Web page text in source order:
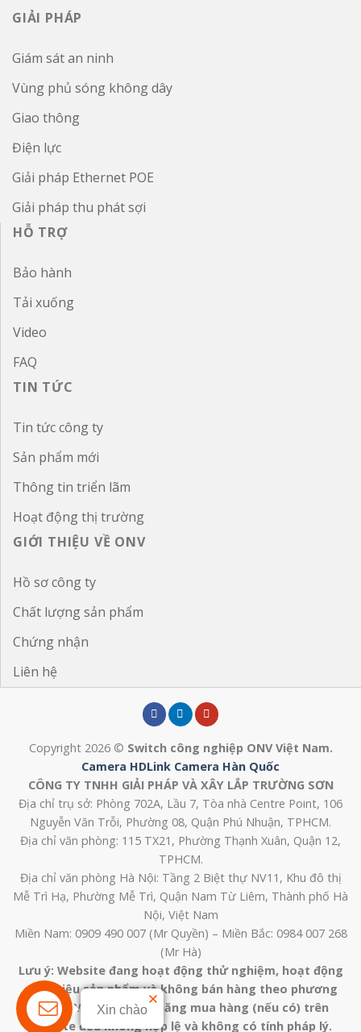
GIẢI PHÁP
Giám sát an ninh
Vùng phủ sóng không dây
Giao thông
Điện lực
Giải pháp Ethernet POE
Giải pháp thu phát sợi
HỖ TRỢ
Bảo hành
Tải xuống
Video
FAQ
TIN TỨC
Tin tức công ty
Sản phẩm mới
Thông tin triển lãm
Hoạt động thị trường
GIỚI THIỆU VỀ ONV
Hồ sơ công ty
Chất lượng sản phẩm
Chứng nhận
Liên hệ
Copyright 2026 © Switch công nghiệp ONV Việt Nam.
Camera HDLink Camera Hàn Quốc
CÔNG TY TNHH GIẢI PHÁP VÀ XÂY LẮP TRƯỜNG SƠN
Địa chỉ trụ sở: Phòng 702A, Lầu 7, Tòa nhà Centre Point, 106
Nguyễn Văn Trỗi, Phường 08, Quận Phú Nhuận, TPHCM.
Địa chỉ văn phòng: 115 TX21, Phường Thạnh Xuân, Quận 12,
TPHCM.
Địa chỉ văn phòng Hà Nội: Tầng 2 Biệt thự NV11, Khu đô thị
Mễ Trì Hạ, Phường Mễ Trì, Quận Nam Từ Liêm, Thành phố Hà
Nội, Việt Nam
Miền Nam: 0909 490 007 (Mr Quyền) – Miền Bắc: 0984 007 268
(Mr Hà)
Lưu ý: Website đang hoạt động thử nghiệm, hoạt động
giới thiệu sản phẩm và không bán hàng theo phương
thức TMĐT. Các tính năng mua hàng (nếu có) trên
website đều không hợp lệ và không có tính pháp lý.
Xin chào